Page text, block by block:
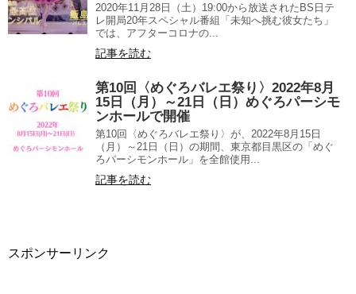
2020年11月28日（土）19:00から放送されたBS日テ
レ開局20年スペシャル番組「未知へ挑む彼女たち」
では、アフターコロナの...
記事を読む
第10回〈めぐろバレエ祭り〉2022年8月
15日（月）～21日（日）めぐろパーシモ
ンホールで開催
第10回〈めぐろバレエ祭り〉が、2022年8月15日
（月）～21日（日）の期間、東京都目黒区の「めぐ
ろパーシモンホール」を全館使用...
記事を読む
スポンサーリンク